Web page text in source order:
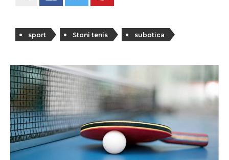
sport Stoni tenis subotica